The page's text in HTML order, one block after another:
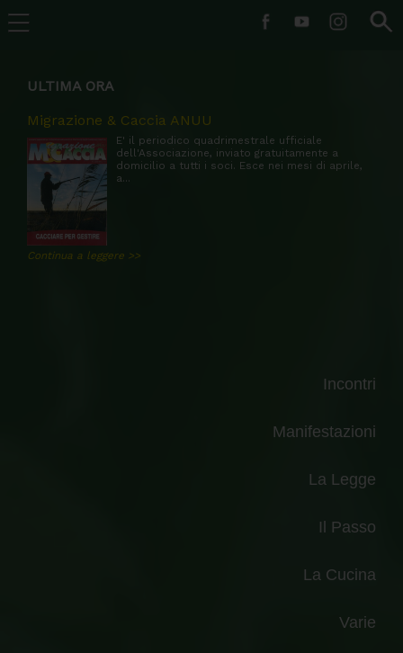
ULTIMA ORA
NEL REATINO IL XXIII CAMPIONATO CINOFILO
NAZIONALE ANUU
(10/06/2026)
Il 7 giugno si è svolta la finale del XXIII Campionato cinofilo
nazionale ANUUMigratoristi presso l’AFV “Torre Baccelli” di Fara
in S...
Incontri
Manifestazioni
La Legge
Il Passo
La Cucina
Varie